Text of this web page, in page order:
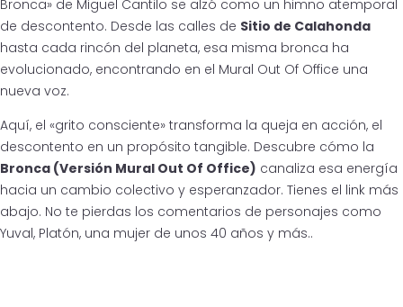
Bronca» de Miguel Cantilo se alzó como un himno atemporal
de descontento. Desde las calles de Sitio de Calahonda
hasta cada rincón del planeta, esa misma bronca ha
evolucionado, encontrando en el Mural Out Of Office una
nueva voz.
Aquí, el «grito consciente» transforma la queja en acción, el
descontento en un propósito tangible. Descubre cómo la
Bronca (Versión Mural Out Of Office) canaliza esa energía
hacia un cambio colectivo y esperanzador. Tienes el link más
abajo. No te pierdas los comentarios de personajes como
Yuval, Platón, una mujer de unos 40 años y más..